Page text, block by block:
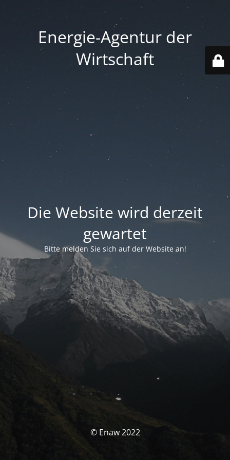
Energie-Agentur der
Wirtschaft
Die Website wird derzeit
gewartet
Bitte melden Sie sich auf der Website an!
© Enaw 2022